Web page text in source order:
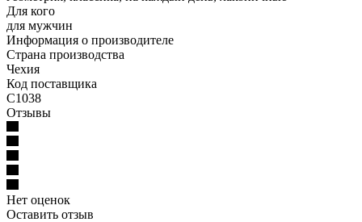
Для кого
для мужчин
Информация о производителе
Страна производства
Чехия
Код поставщика
C1038
Отзывы
Нет оценок
Оставить отзыв